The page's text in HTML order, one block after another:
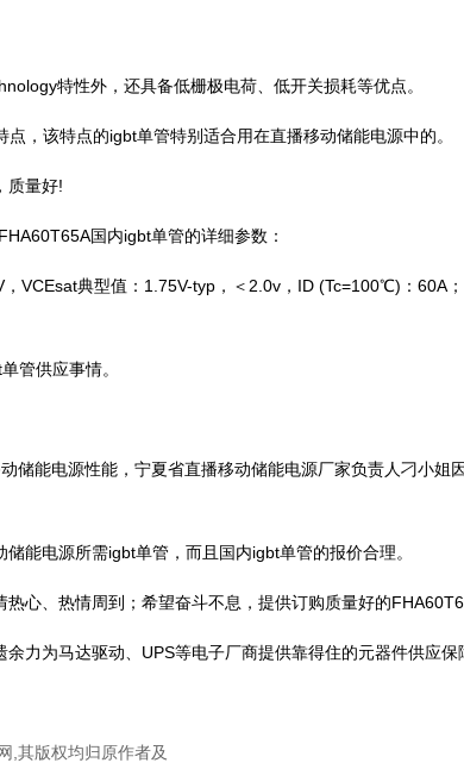
特性外，还具备低栅极电荷、低开关损耗等优点。
，该特点的igbt单管特别适合用在直播移动储能电源中的。
质量好!
国内igbt单管的详细参数：
VCEsat典型值：1.75V-typ，＜2.0v，ID (Tc=100℃)：60A；
管供应事情。
储能电源性能，宁夏省直播移动储能电源厂家负责人刁小姐
能电源所需igbt单管，而且国内igbt单管的报价合理。
心、热情周到；希望奋斗不息，提供订购质量好的
力为马达驱动、UPS等电子厂商提供靠得住的元器件供应
,其版权均归原作者及